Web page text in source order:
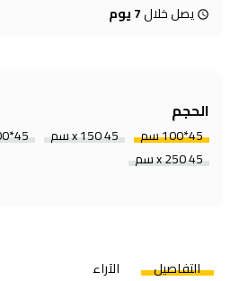
يصل خلال7 يوم
الحجم
45*100 سم 45 x 150 سم
45*200 سم
45 x 250 سم
التفاصيل الآراء